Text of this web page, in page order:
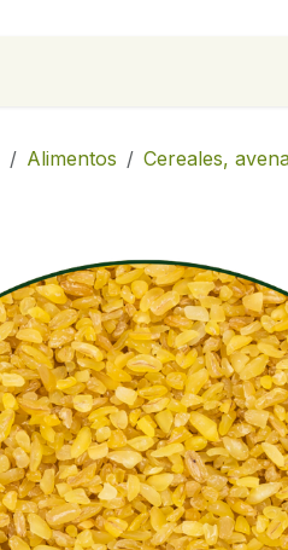
Alimentos Cereales,